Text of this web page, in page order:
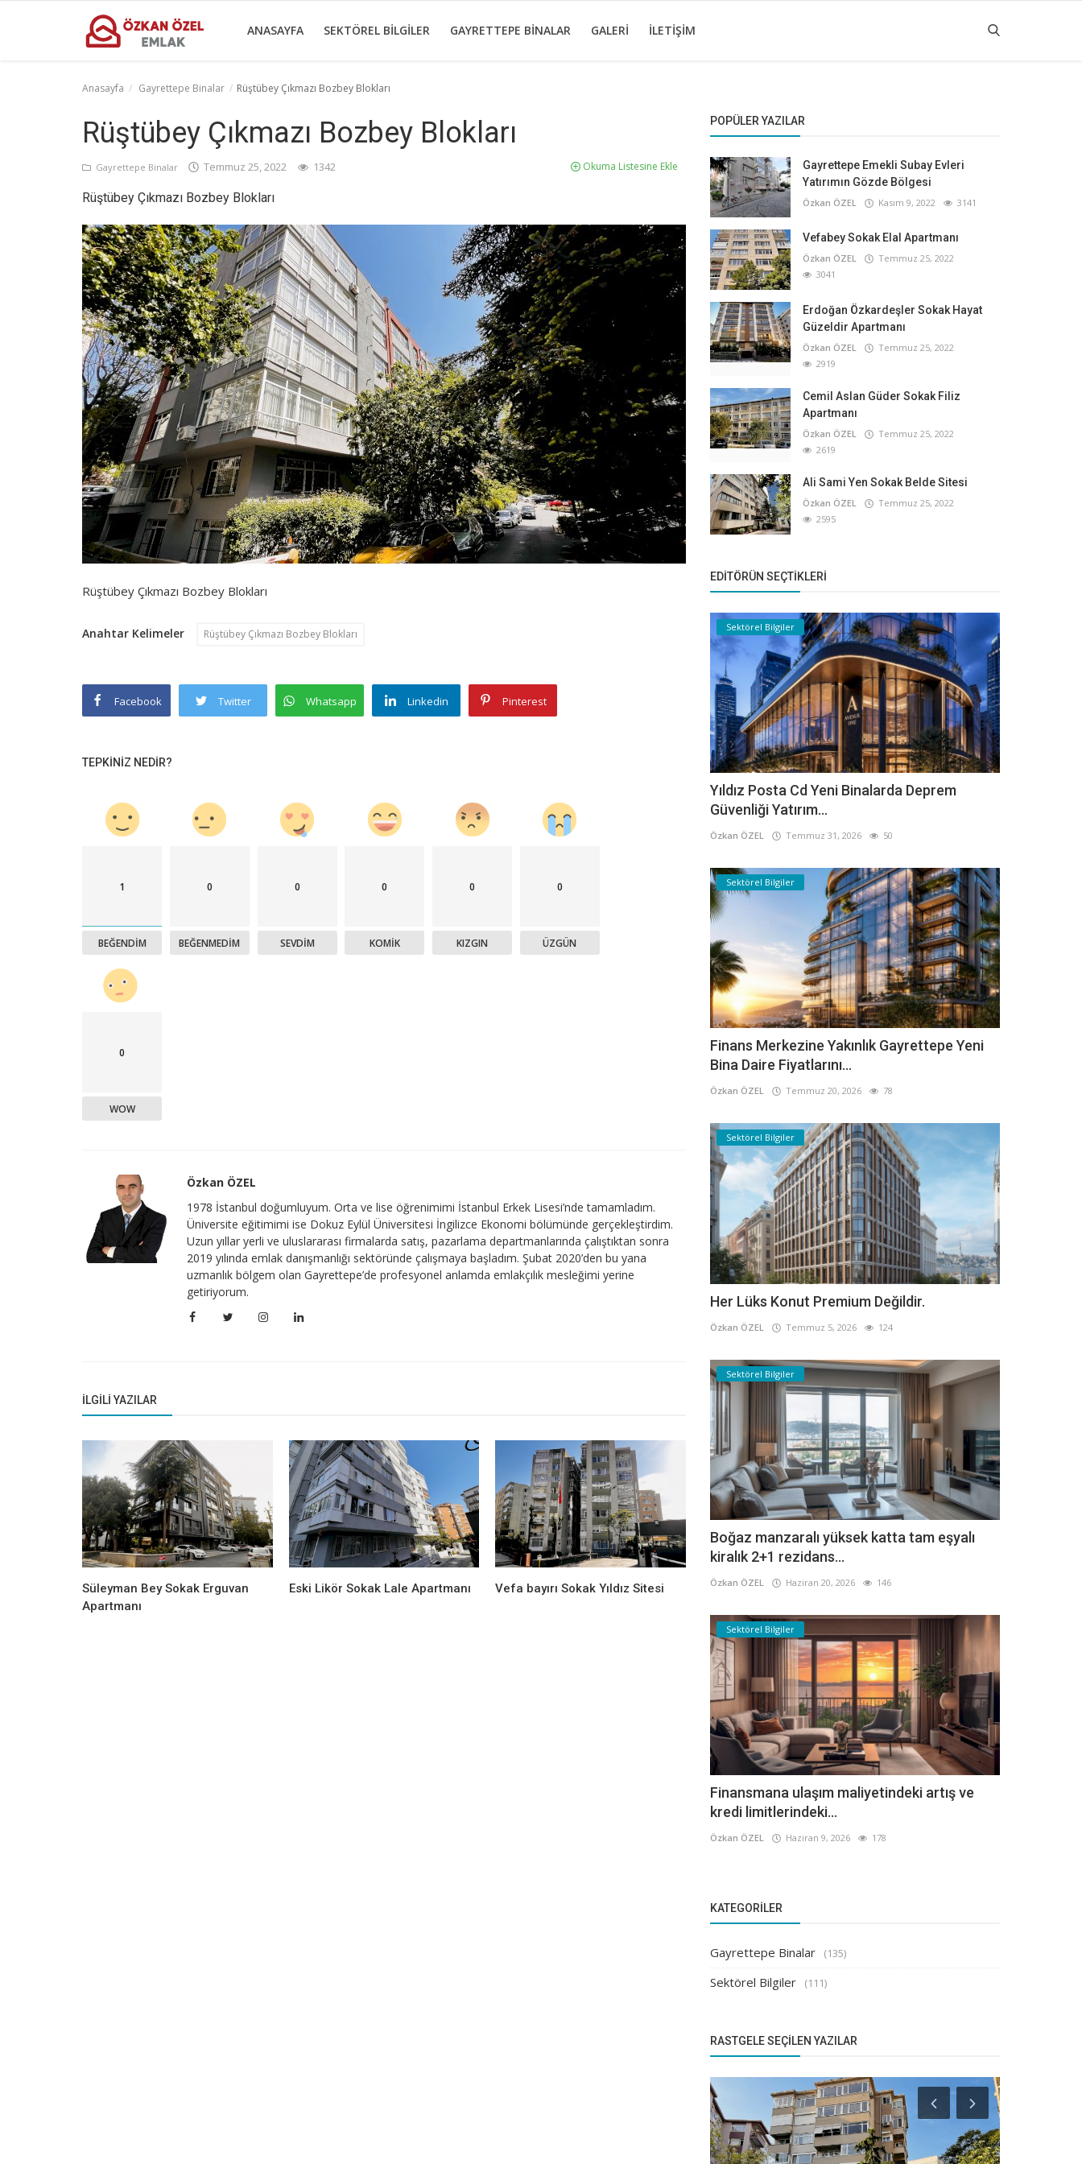
ANASAYFA SEKTÖREL BILGILER GAYRETTEPE BINALAR GALERI İLETIŞIM
Anasayfa Gayrettepe Binalar Rüştübey Çıkmazı Bozbey Blokları
Rüştübey Çıkmazı Bozbey Blokları
Gayrettepe Binalar Temmuz 25, 2022 1342 Okuma Listesine Ekle
Rüştübey Çıkmazı Bozbey Blokları
Rüştübey Çıkmazı Bozbey Blokları
Anahtar Kelimeler Rüştübey Çıkmazı Bozbey Blokları
Facebook Twitter Whatsapp Linkedin Pinterest
TEPKINIZ NEDIR?
1
BEĞENDIM
0
BEĞENMEDIM
0
SEVDIM
0
KOMIK
0
KIZGIN
0
ÜZGÜN
0
WOW
Özkan ÖZEL
1978 İstanbul doğumluyum. Orta ve lise öğrenimimi İstanbul Erkek Lisesi’nde tamamladım.
Üniversite eğitimimi ise Dokuz Eylül Üniversitesi İngilizce Ekonomi bölümünde gerçekleştirdim.
Uzun yıllar yerli ve uluslararası firmalarda satış, pazarlama departmanlarında çalıştıktan sonra
2019 yılında emlak danışmanlığı sektöründe çalışmaya başladım. Şubat 2020’den bu yana
uzmanlık bölgem olan Gayrettepe’de profesyonel anlamda emlakçılık mesleğimi yerine
getiriyorum.
İLGILI YAZILAR
Süleyman Bey Sokak Erguvan
Apartmanı
Eski Likör Sokak Lale Apartmanı Vefa bayırı Sokak Yıldız Sitesi
POPÜLER YAZILAR
Gayrettepe Emekli Subay Evleri
Yatırımın Gözde Bölgesi
Özkan ÖZEL Kasım 9, 2022 3141
Vefabey Sokak Elal Apartmanı
Özkan ÖZEL
Temmuz 25, 2022
3041
Erdoğan Özkardeşler Sokak Hayat
Güzeldir Apartmanı
Özkan ÖZEL
Temmuz 25, 2022
2919
Cemil Aslan Güder Sokak Filiz
Apartmanı
Özkan ÖZEL
Temmuz 25, 2022
2619
Ali Sami Yen Sokak Belde Sitesi
Özkan ÖZEL
Temmuz 25, 2022
2595
EDITÖRÜN SEÇTIKLERI
Sektörel Bilgiler
Yıldız Posta Cd Yeni Binalarda Deprem
Güvenliği Yatırım...
Özkan ÖZEL Temmuz 31, 2026 50
Sektörel Bilgiler
Finans Merkezine Yakınlık Gayrettepe Yeni
Bina Daire Fiyatlarını...
Özkan ÖZEL Temmuz 20, 2026 78
Sektörel Bilgiler
Her Lüks Konut Premium Değildir.
Özkan ÖZEL Temmuz 5, 2026 124
Sektörel Bilgiler
Boğaz manzaralı yüksek katta tam eşyalı
kiralık 2+1 rezidans...
Özkan ÖZEL Haziran 20, 2026 146
Sektörel Bilgiler
Finansmana ulaşım maliyetindeki artış ve
kredi limitlerindeki...
Özkan ÖZEL Haziran 9, 2026 178
KATEGORILER
Gayrettepe Binalar (135)
Sektörel Bilgiler (111)
RASTGELE SEÇILEN YAZILAR